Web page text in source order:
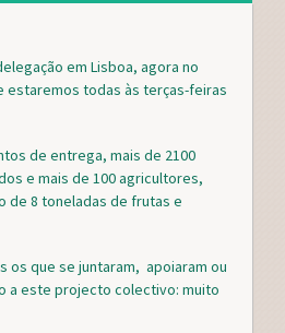
a
b
o
w
t
e
i
e
r
t
h
em Lisboa, agora no
estaremos todas às terças-feiras
de entrega, mais de 2100
e mais de 100 agricultores,
de 8 toneladas de frutas e
os que se juntaram, apoiaram ou
a este projecto colectivo: muito